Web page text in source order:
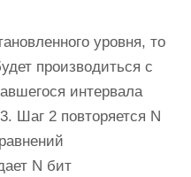
уровня, то
производиться с
интервала
Шаг 2 повторяется N
N бит